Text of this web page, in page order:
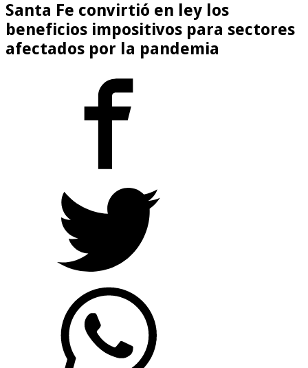
Santa Fe convirtió en ley los
beneficios impositivos para sectores
afectados por la pandemia